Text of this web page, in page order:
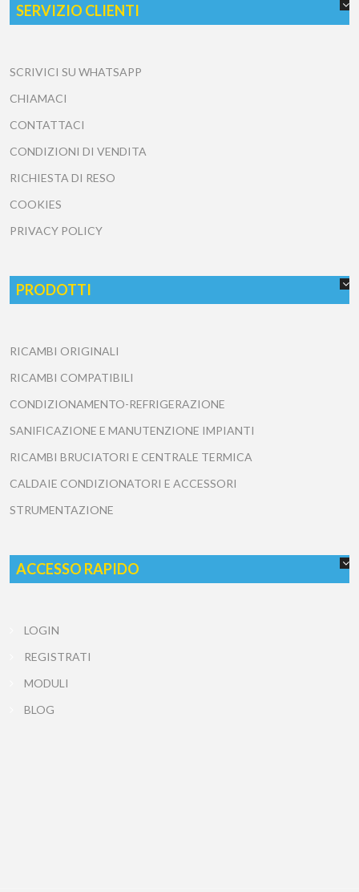
SERVIZIO CLIENTI
SCRIVICI SU WHATSAPP
CHIAMACI
CONTATTACI
CONDIZIONI DI VENDITA
RICHIESTA DI RESO
COOKIES
PRIVACY POLICY
PRODOTTI
RICAMBI ORIGINALI
RICAMBI COMPATIBILI
CONDIZIONAMENTO-REFRIGERAZIONE
SANIFICAZIONE E MANUTENZIONE IMPIANTI
RICAMBI BRUCIATORI E CENTRALE TERMICA
CALDAIE CONDIZIONATORI E ACCESSORI
STRUMENTAZIONE
ACCESSO RAPIDO
LOGIN
REGISTRATI
MODULI
BLOG